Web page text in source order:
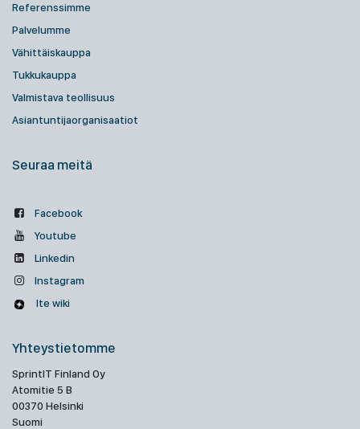
Referenssimme
Palvelumme
Vähittäiskauppa
Tukkukauppa
Valmistava teollisuus
Asiantuntijaorganisaatiot
Seuraa meitä
Facebook
Youtube
Linkedin
Instagram
Ite wiki
Yhteystietomme
SprintIT Finland Oy
Atomitie 5 B
00370 Helsinki
Suomi